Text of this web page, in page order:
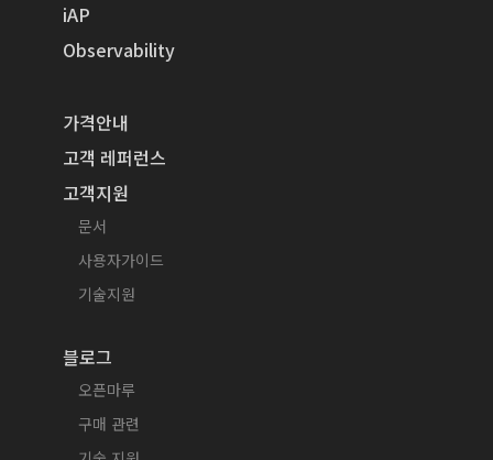
iAP
Observability
가격안내
고객 레퍼런스
고객지원
문서
사용자가이드
기술지원
블로그
오픈마루
구매 관련